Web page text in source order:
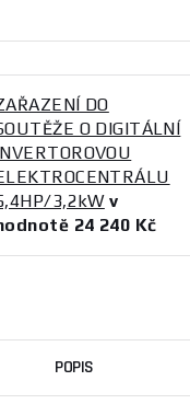
DO
O DIGITÁLNÍ
3,2kW v
24 240 Kč
POPIS